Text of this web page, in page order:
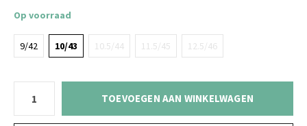
Op voorraad
9/42 10/43 10.5/44 11.5/45 12.5/46
TOEVOEGEN AAN WINKELWAGEN